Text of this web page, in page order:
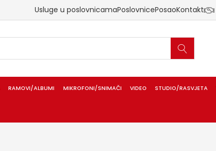
Usluge u poslovnicamaPoslovnicePosaoKontakt
RAMOVI/ALBUMI MIKROFONI/SNIMAČI VIDEO STUDIO/RASVJETA